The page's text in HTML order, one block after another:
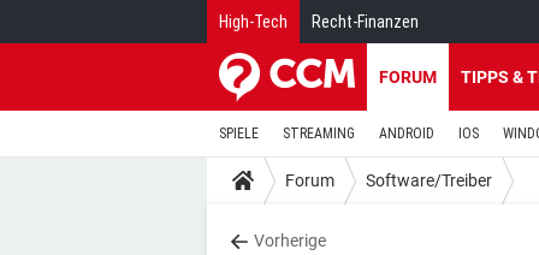
High-Tech Recht-Finanzen
FORUM TIPPS &
SPIELE STREAMING ANDROID IOS
Forum Software/Treiber
Vorherige